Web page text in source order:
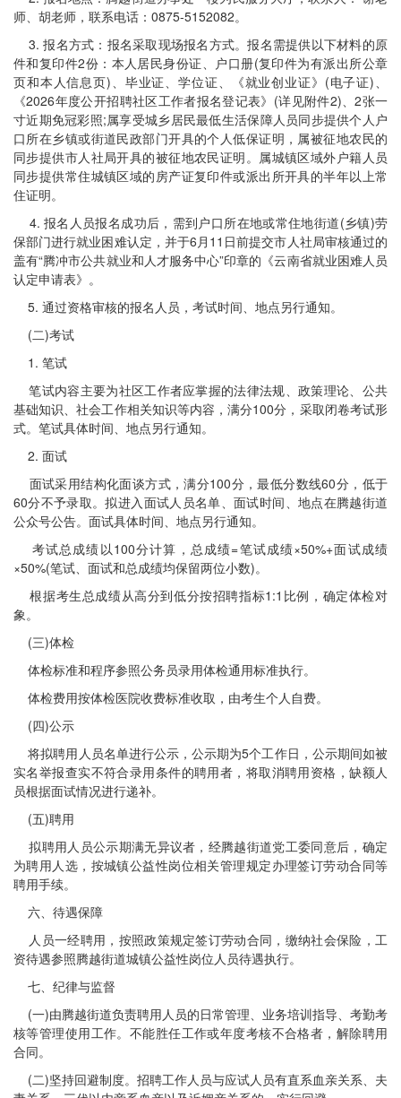
师、胡老师，联系电话：0875-5152082。
3. 报名方式：报名采取现场报名方式。报名需提供以下材料的原
件和复印件2份：本人居民身份证、户口册(复印件为有派出所公章
页和本人信息页)、毕业证、学位证、《就业创业证》(电子证)、
《2026年度公开招聘社区工作者报名登记表》(详见附件2)、2张一
寸近期免冠彩照;属享受城乡居民最低生活保障人员同步提供个人户
口所在乡镇或街道民政部门开具的个人低保证明，属被征地农民的
同步提供市人社局开具的被征地农民证明。属城镇区域外户籍人员
同步提供常住城镇区域的房产证复印件或派出所开具的半年以上常
住证明。
4. 报名人员报名成功后，需到户口所在地或常住地街道(乡镇)劳
保部门进行就业困难认定，并于6月11日前提交市人社局审核通过的
盖有“腾冲市公共就业和人才服务中心”印章的《云南省就业困难人员
认定申请表》。
5. 通过资格审核的报名人员，考试时间、地点另行通知。
(二)考试
1. 笔试
笔试内容主要为社区工作者应掌握的法律法规、政策理论、公共
基础知识、社会工作相关知识等内容，满分100分，采取闭卷考试形
式。笔试具体时间、地点另行通知。
2. 面试
面试采用结构化面谈方式，满分100分，最低分数线60分，低于
60分不予录取。拟进入面试人员名单、面试时间、地点在腾越街道
公众号公告。面试具体时间、地点另行通知。
考试总成绩以100分计算，总成绩=笔试成绩×50%+面试成绩
×50%(笔试、面试和总成绩均保留两位小数)。
根据考生总成绩从高分到低分按招聘指标1:1比例，确定体检对
象。
(三)体检
体检标准和程序参照公务员录用体检通用标准执行。
体检费用按体检医院收费标准收取，由考生个人自费。
(四)公示
将拟聘用人员名单进行公示，公示期为5个工作日，公示期间如被
实名举报查实不符合录用条件的聘用者，将取消聘用资格，缺额人
员根据面试情况进行递补。
(五)聘用
拟聘用人员公示期满无异议者，经腾越街道党工委同意后，确定
为聘用人选，按城镇公益性岗位相关管理规定办理签订劳动合同等
聘用手续。
六、待遇保障
人员一经聘用，按照政策规定签订劳动合同，缴纳社会保险，工
资待遇参照腾越街道城镇公益性岗位人员待遇执行。
七、纪律与监督
(一)由腾越街道负责聘用人员的日常管理、业务培训指导、考勤考
核等管理使用工作。不能胜任工作或年度考核不合格者，解除聘用
合同。
(二)坚持回避制度。招聘工作人员与应试人员有直系血亲关系、夫